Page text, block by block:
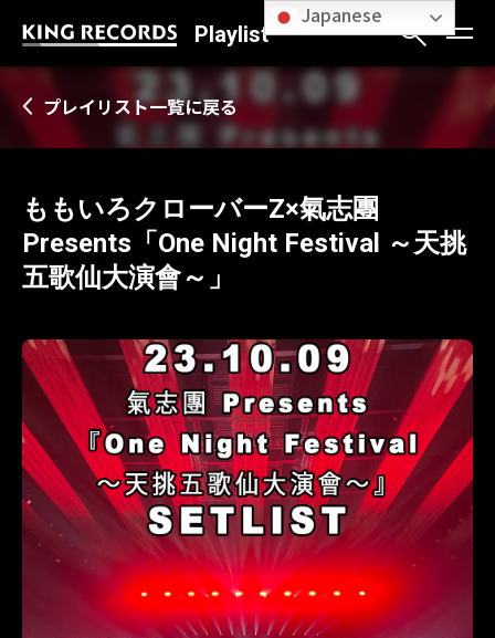
Playlist
プレイリスト一覧に戻る
ももいろクローバーZ×氣志團
Presents「One Night Festival ～天挑
五歌仙大演會～」
Japanese